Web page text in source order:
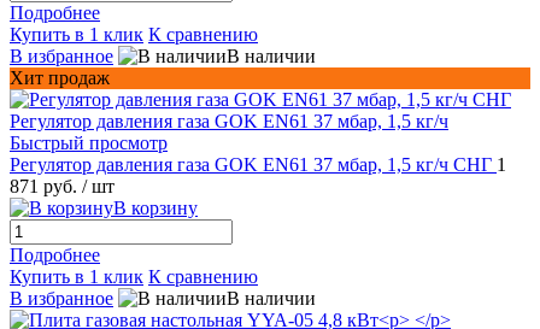
Подробнее
Купить в 1 клик К сравнению
В избранное
В наличии
Хит продаж
Быстрый просмотр
Регулятор давления газа GOK EN61 37 мбар, 1,5 кг/ч СНГ 1
871 руб. / шт
В корзину
Подробнее
Купить в 1 клик К сравнению
В избранное
В наличии